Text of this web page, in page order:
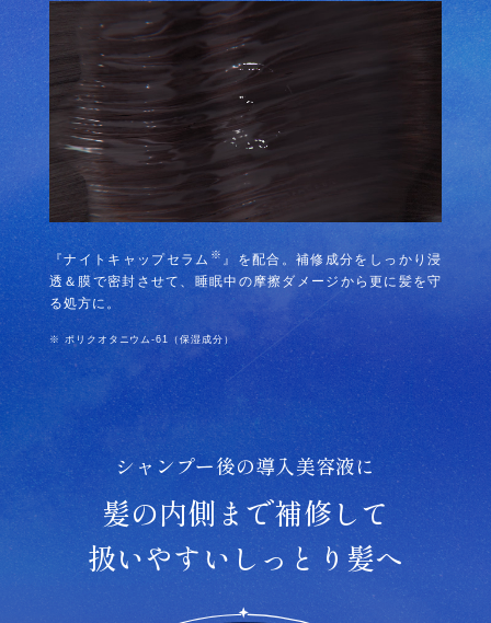
『ナイトキャップセラム ※ 』を配合。補修成分をしっかり浸
透＆膜で密封させて、睡眠中の摩擦ダメージから更に髪を守
る処方に。
※ ポリクオタニウム-61（保湿成分）
シャンプー後の導入美容液に
髪の内側まで補修して
扱いやすいしっとり髪へ